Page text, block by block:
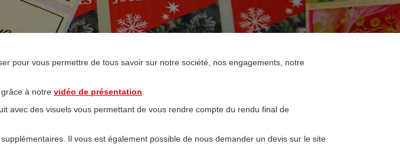
pour vous permettre de tous savoir sur notre société, nos engagements, notre
à notre vidéo de présentation
avec des visuels vous permettant de vous rendre compte du rendu final de
Il vous est également possible de nous demander un devis sur le site